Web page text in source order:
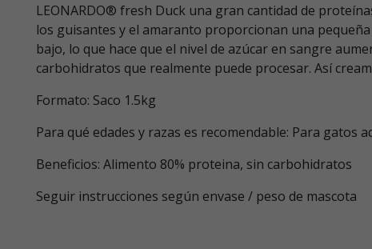
LEONARDO® fresh Duck una gran cantidad de
los guisantes y el amaranto proporcionan una
bajo, lo que hace que el nivel de azúcar en sangre
carbohidratos que realmente puede procesar. Así
Formato: Saco 1.5kg
Para qué edades y razas es recomendable: Para gatos
Beneficios: Alimento 80% proteina, sin carbohidratos
Seguir instrucciones según envase / peso de mascota